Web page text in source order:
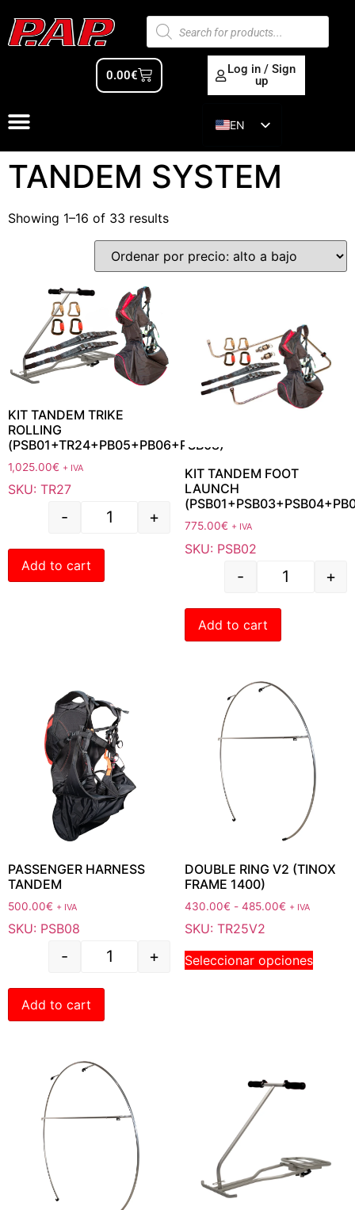
0.00€
Log in / Sign
up
EN
ES
TANDEM SYSTEM
Showing 1–16 of 33 results
KIT TANDEM TRIKE
ROLLING
(PSB01+TR24+PB05+PB06+PSB08)
1,025.00€ + IVA
SKU: TR27
- +
Add to cart
KIT TANDEM FOOT
LAUNCH
775.00€ + IVA
SKU: PSB02
- +
Add to cart
PASSENGER HARNESS
TANDEM
500.00€ + IVA
SKU: PSB08
- +
Add to cart
DOUBLE RING V2 (TINOX
FRAME 1400)
430.00€ - 485.00€ + IVA
SKU: TR25V2
Seleccionar opciones